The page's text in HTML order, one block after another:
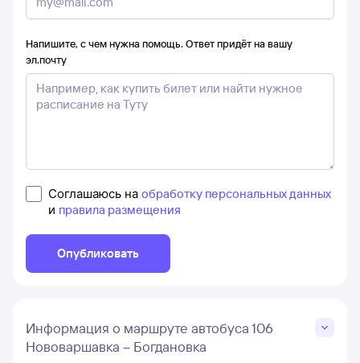
Напишите, с чем нужна помощь. Ответ придёт на вашу
эл.почту
Соглашаюсь на обработку персональных данных
и правила размещения
Опубликовать
Информация о маршруте автобуса 106
Нововаршавка – Богдановка